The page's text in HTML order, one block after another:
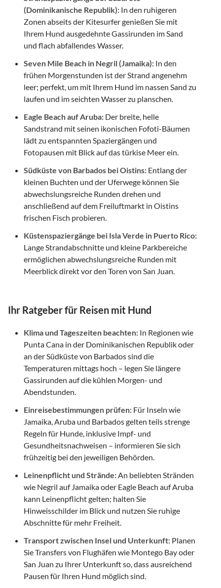
(Dominikanische Republik): In den ruhigeren
Zonen abseits der Kitesurfer genießen Sie mit
Ihrem Hund ausgedehnte Gassirunden im Sand
und flach abfallendes Wasser.
Seven Mile Beach in Negril (Jamaika): In den
frühen Morgenstunden ist der Strand angenehm
leer; perfekt, um mit Ihrem Hund im nassen Sand zu
laufen und im seichten Wasser zu planschen.
Eagle Beach auf Aruba: Der breite, helle
Sandstrand mit seinen ikonischen Fofoti-Bäumen
lädt zu entspannten Spaziergängen und
Fotopausen mit Blick auf das türkise Meer ein.
Südküste von Barbados bei Oistins: Entlang der
kleinen Buchten und der Uferwege können Sie
abwechslungsreiche Runden drehen und
anschließend auf dem Freiluftmarkt in Oistins
frischen Fisch probieren.
Küstenspaziergänge bei Isla Verde in Puerto Rico:
Lange Strandabschnitte und kleine Parkbereiche
ermöglichen abwechslungsreiche Runden mit
Meerblick direkt vor den Toren von San Juan.
Ihr Ratgeber für Reisen mit Hund
Klima und Tageszeiten beachten: In Regionen wie
Punta Cana in der Dominikanischen Republik oder
an der Südküste von Barbados sind die
Temperaturen mittags hoch – legen Sie längere
Gassirunden auf die kühlen Morgen- und
Abendstunden.
Einreisebestimmungen prüfen: Für Inseln wie
Jamaika, Aruba und Barbados gelten teils strenge
Regeln für Hunde, inklusive Impf- und
Gesundheitsnachweisen – informieren Sie sich
frühzeitig bei den jeweiligen Behörden.
Leinenpflicht und Strände:An beliebten Stränden
wie Negril auf Jamaika oder Eagle Beach auf Aruba
kann Leinenpflicht gelten; halten Sie
Hinweisschilder im Blick und nutzen Sie ruhige
Abschnitte für mehr Freiheit.
Transport zwischen Insel und Unterkunft: Planen
Sie Transfers von Flughäfen wie Montego Bay oder
San Juan zu Ihrer Unterkunft so, dass ausreichend
Pausen für Ihren Hund möglich sind.